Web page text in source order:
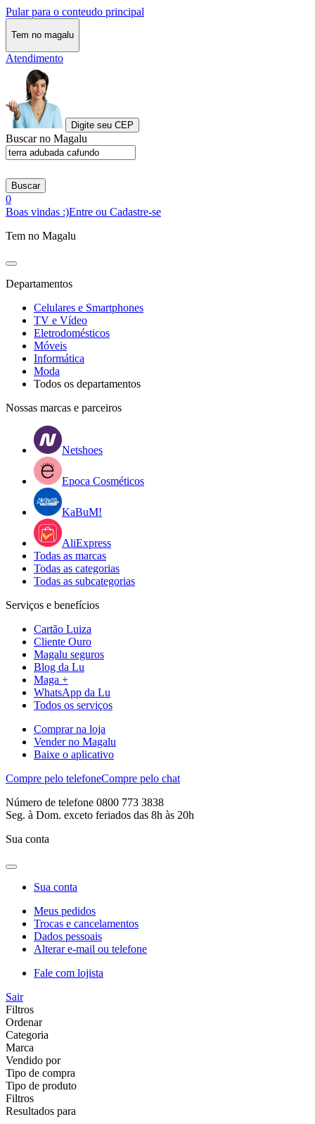
Pular para o conteudo principal
Tem no magalu
Atendimento
Digite seu CEP
Buscar no Magalu
Buscar
0
Boas vindas :)Entre ou Cadastre-se
Tem no Magalu
Departamentos
Celulares e Smartphones
TV e Vídeo
Eletrodomésticos
Móveis
Informática
Moda
Todos os departamentos
Nossas marcas e parceiros
Netshoes
Epoca Cosméticos
KaBuM!
AliExpress
Todas as marcas
Todas as categorias
Todas as subcategorias
Serviços e benefícios
Cartão Luiza
Cliente Ouro
Magalu seguros
Blog da Lu
Maga +
WhatsApp da Lu
Todos os serviços
Comprar na loja
Vender no Magalu
Baixe o aplicativo
Compre pelo telefoneCompre pelo chat
Número de telefone 0800 773 3838
Seg. à Dom. exceto feriados das 8h às 20h
Sua conta
Sua conta
Meus pedidos
Trocas e cancelamentos
Dados pessoais
Alterar e-mail ou telefone
Fale com lojista
Sair
Filtros
Ordenar
Categoria
Marca
Vendido por
Tipo de compra
Tipo de produto
Filtros
Resultados para